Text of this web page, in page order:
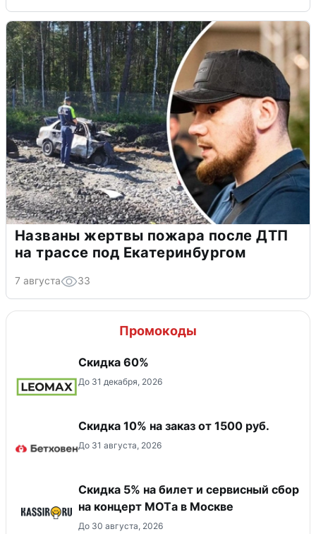
Названы жертвы пожара после ДТП
на трассе под Екатеринбургом
7 августа 33
Промокоды
Скидка 60%
До 31 декабря, 2026
Скидка 10% на заказ от 1500 руб.
До 31 августа, 2026
Скидка 5% на билет и сервисный сбор
на концерт MOTа в Москве
До 30 августа, 2026